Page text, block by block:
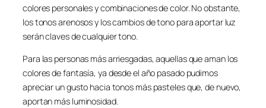
colores personales y combinaciones de color. No obstante,
los tonos arenosos y los cambios de tono para aportar luz
serán claves de cualquier tono.
Para las personas más arriesgadas, aquellas que aman los
colores de fantasía, ya desde el año pasado pudimos
apreciar un gusto hacia tonos más pasteles que, de nuevo,
aportan más luminosidad.